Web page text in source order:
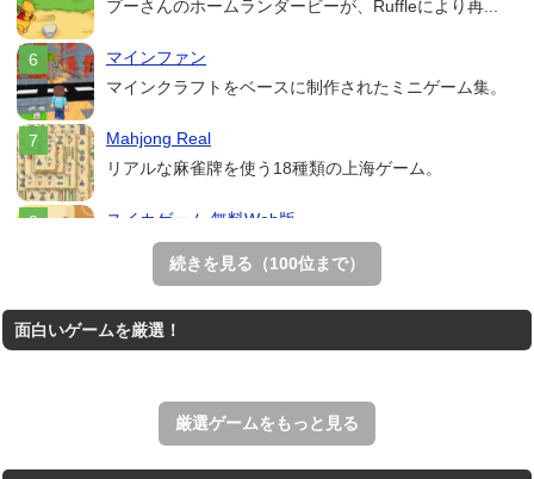
プーさんのホームランダービーが、Ruffleにより再...
マインファン
マインクラフトをベースに制作されたミニゲーム集。
Mahjong Real
リアルな麻雀牌を使う18種類の上海ゲーム。
スイカゲーム 無料Web版
スイカゲームをスクラッチで再現した無料Web版。
王国を構築していく放置系のシミュレーションゲーム。
すべての矢印を画面外へ導くパズルゲーム。
続きを見る（100位まで）
面白いゲームを厳選！
厳選ゲームをもっと見る